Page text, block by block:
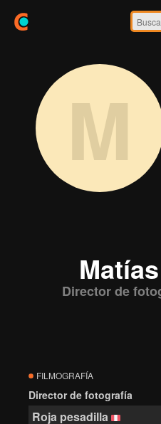
M
Director de
FILMOGRAFÍA
Director de fotografía
Roja pesadilla